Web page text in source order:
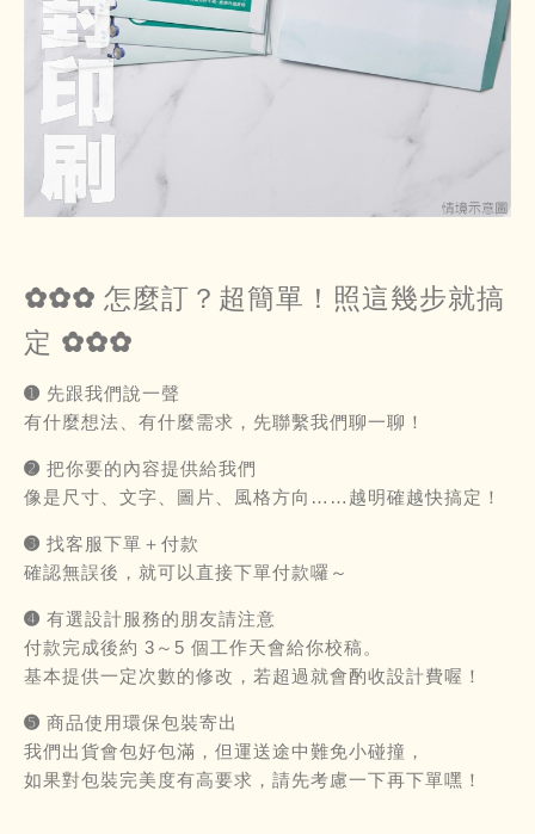
✿✿✿ 怎麼訂？超簡單！照這幾步就搞
定 ✿✿✿
➊ 先跟我們說一聲
有什麼想法、有什麼需求，先聯繫我們聊一聊！
➋ 把你要的內容提供給我們
像是尺寸、文字、圖片、風格方向……越明確越快搞定！
➌ 找客服下單＋付款
確認無誤後，就可以直接下單付款囉～
➍ 有選設計服務的朋友請注意
付款完成後約 3～5 個工作天會給你校稿。
基本提供一定次數的修改，若超過就會酌收設計費喔！
➎ 商品使用環保包裝寄出
我們出貨會包好包滿，但運送途中難免小碰撞，
如果對包裝完美度有高要求，請先考慮一下再下單嘿！